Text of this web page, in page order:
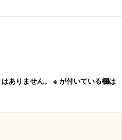
ありません。 ※ が付いている欄は